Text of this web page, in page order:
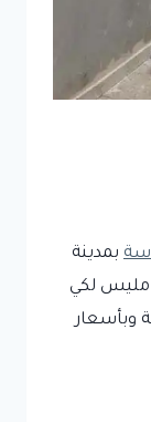
بمدينة
مليس لكي
وبأسعار